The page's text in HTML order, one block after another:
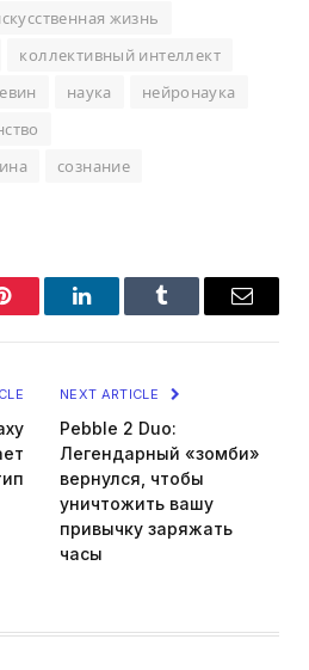
жизнь
коллективный интеллект
наука
нейронаука
сознание
Pinterest LinkedInTumblr Email
NEXT ARTICLE
Pebble 2 Duo:
Легендарный «зомби»
вернулся, чтобы
уничтожить вашу
привычку заряжать
часы